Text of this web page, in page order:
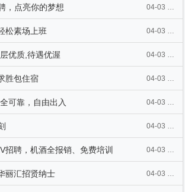
，点亮你的梦想 04-03 22:55
松素场上班 04-03 22:49
优质,待遇优渥 04-03 22:48
胜包住宿 04-03 22:43
可靠，自由出入 04-03 22:15
04-03 21:55
招聘，机酒全报销、免费培训 04-03 21:48
丽汇招贤纳士 04-03 21:48